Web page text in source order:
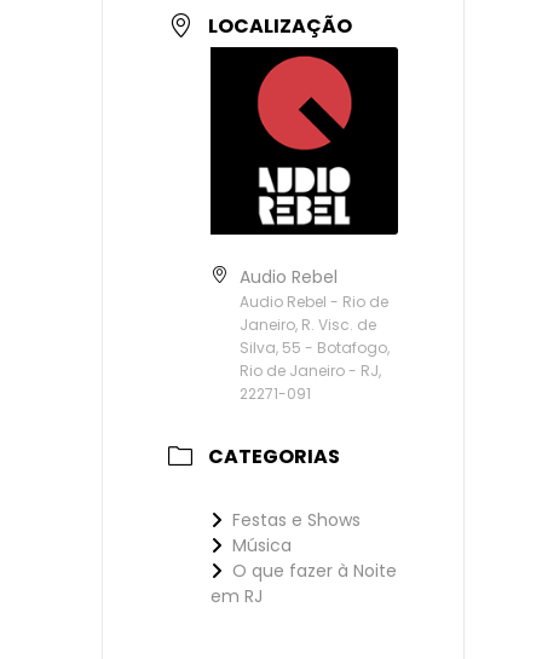
LOCALIZAÇÃO
Audio Rebel
Audio Rebel - Rio de
Janeiro, R. Visc. de
Silva, 55 - Botafogo,
Rio de Janeiro - RJ,
22271-091
CATEGORIAS
Festas e Shows
Música
O que fazer à Noite
em RJ